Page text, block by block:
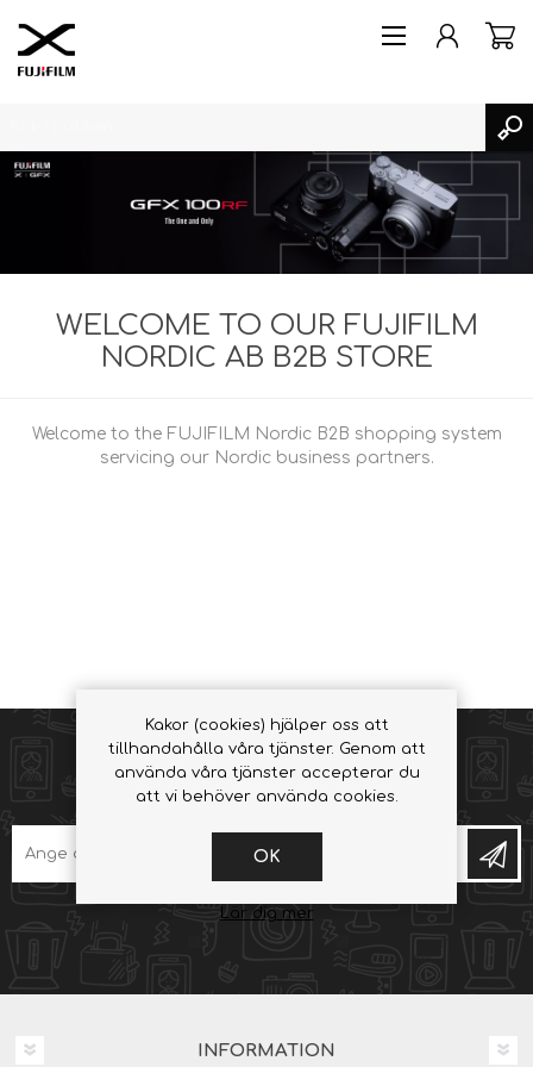
LOGGA IN
ÖNSKELISTA
WELCOME TO OUR FUJIFILM
NORDIC AB B2B STORE
Welcome to the FUJIFILM Nordic B2B shopping system
servicing our Nordic business partners.
NYHETSBREV
INFORMATION
Kakor (cookies) hjälper oss att
tillhandahålla våra tjänster. Genom att
använda våra tjänster accepterar du
att vi behöver använda cookies.
OK
Lär dig mer